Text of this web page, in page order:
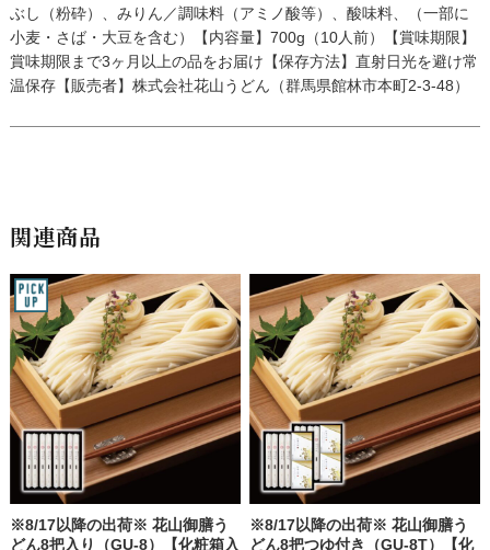
ぶし（粉砕）、みりん／調味料（アミノ酸等）、酸味料、（一部に
小麦・さば・大豆を含む）【内容量】700g（10人前）【賞味期限】
賞味期限まで3ヶ月以上の品をお届け【保存方法】直射日光を避け常
温保存【販売者】株式会社花山うどん（群馬県館林市本町2-3-48）
関連商品
※8/17以降の出荷※ 花山御膳う
どん8把入り（GU-8）【化粧箱入
※8/17以降の出荷※ 花山御膳う
どん8把つゆ付き（GU-8T）【化